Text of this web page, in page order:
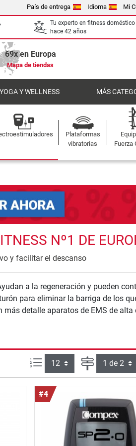
País de entrega Idioma Mi
Tu experto en fitness doméstico
hace 42 años
69x en Europa
Mapa de tiendas
Y WELLNESS MÁS
Plataformas
vibratorias
Fuerza
Nº1 DE
y facilitar el descanso
a la regeneración y pueden
para eliminar la barriga de los
detalle aparatos de EMS de alta
Artículos por página:
Página
#4